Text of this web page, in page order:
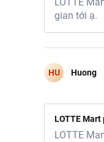
gian tới ạ.
HU Huong
LOTTE Mart
LOTTE